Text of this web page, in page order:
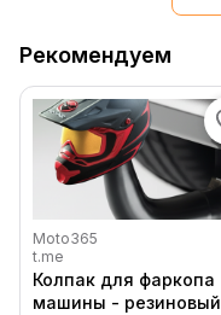
Рекомендуем
Moto365
t.me
Колпак для фаркопа
машины - резиновый